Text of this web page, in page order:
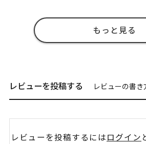
もっと見る
レビューを投稿する レビューの書き
レビューを投稿するにはログイン